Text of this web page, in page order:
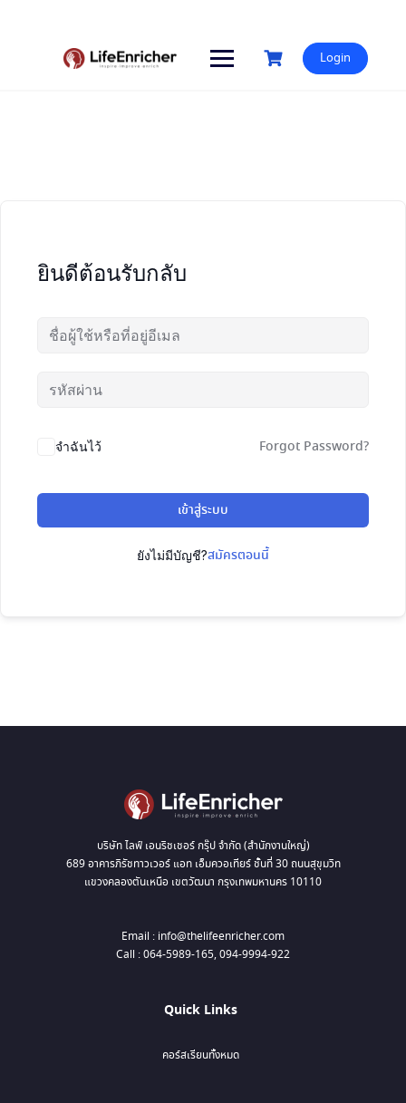
Login
ยินดีต้อนรับกลับ
จำฉันไว้ Forgot Password?
เข้าสู่ระบบ
ยังไม่มีบัญชี?สมัครตอนนี้
บริษัท ไลฟ์ เอนริชเชอร์ กรุ๊ป จำกัด (สำนักงานใหญ่)
689 อาคารภิรัชทาวเวอร์ แอท เอ็มควอเทียร์ ชั้นที่ 30 ถนนสุขุมวิท
แขวงคลองตันเหนือ เขตวัฒนา กรุงเทพมหานคร 10110
Email : info@thelifeenricher.com
Call : 064-5989-165, 094-9994-922
Quick Links
คอร์สเรียนทั้งหมด